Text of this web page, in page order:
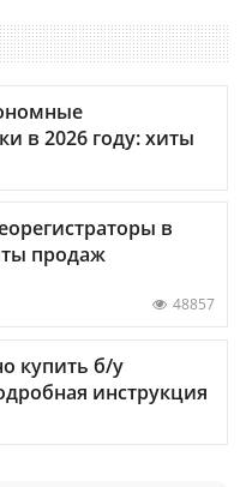
в 2026 году: хиты
в
продаж
48857
купить б/у
инструкция